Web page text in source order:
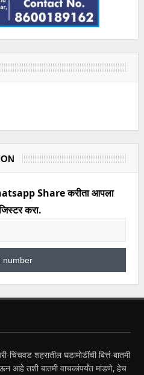
Share करीता आपला
करा.
चिंचवड शहरातील घडामोडींची बित्तं-बातमी
आहे तशी बातमी वाचकांपर्यंत मांडणे, हेच